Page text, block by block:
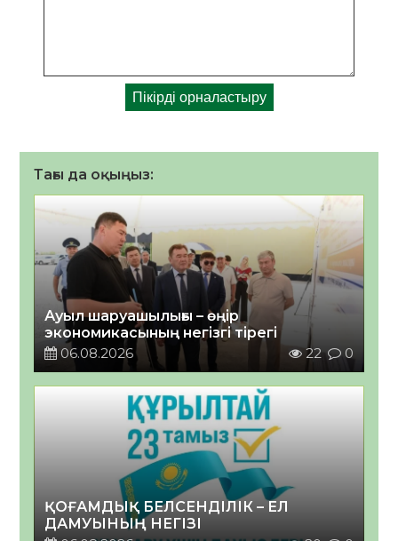
Тағы да оқыңыз:
Ауыл шаруашылығы – өңір
экономикасының негізгі тірегі
06.08.2026
22 0
ҚОҒАМДЫҚ БЕЛСЕНДІЛІК – ЕЛ
ДАМУЫНЫҢ НЕГІЗІ